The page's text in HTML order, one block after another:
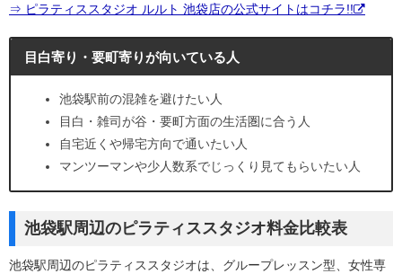
⇒ ピラティススタジオ ルルト 池袋店の公式サイトはコチラ!!
目白寄り・要町寄りが向いている人
池袋駅前の混雑を避けたい人
目白・雑司が谷・要町方面の生活圏に合う人
自宅近くや帰宅方向で通いたい人
マンツーマンや少人数系でじっくり見てもらいたい人
池袋駅周辺のピラティススタジオ料金比較表
池袋駅周辺のピラティススタジオは、グループレッスン型、女性専